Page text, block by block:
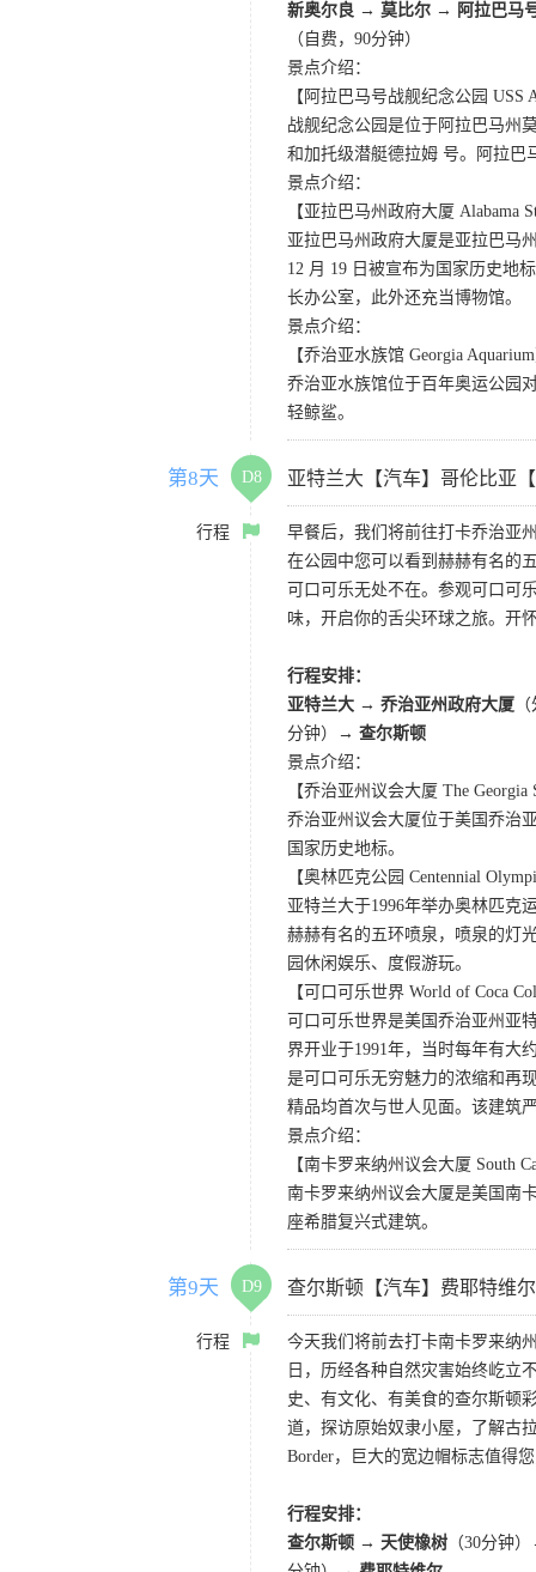
新奥尔良 → 莫比尔 → 阿拉巴马
（自费，90分钟）
景点介绍：
【阿拉巴马号战舰纪念公园 USS
战舰纪念公园是位于阿拉巴马州
和加托级潜艇德拉姆 号。阿拉巴
景点介绍：
【亚拉巴马州政府大厦 Alabama
亚拉巴马州政府大厦是亚拉巴马
12 月 19 日被宣布为国家历史地
长办公室，此外还充当博物馆。
景点介绍：
【乔治亚水族馆 Georgia
乔治亚水族馆位于百年奥运公园
轻鲸鲨。
第8天 D8 亚特兰大【汽车】哥伦比亚
行程
早餐后，我们将前往打卡乔治亚
在公园中您可以看到赫赫有名的
可口可乐无处不在。参观可口可
味，开启你的舌尖环球之旅。开
行程安排：
亚特兰大 → 乔治亚州政府大厦
分钟）→ 查尔斯顿
景点介绍：
【乔治亚州议会大厦 The Georgia
乔治亚州议会大厦位于美国乔治
国家历史地标。
【奥林匹克公园 Centennial
亚特兰大于1996年举办奥林匹克
赫赫有名的五环喷泉，喷泉的灯
园休闲娱乐、度假游玩。
【可口可乐世界 World of Coca
可口可乐世界是美国乔治亚州亚
界开业于1991年，当时每年有大
是可口可乐无穷魅力的浓缩和再
精品均首次与世人见面。该建筑
景点介绍：
【南卡罗来纳州议会大厦 South
南卡罗来纳州议会大厦是美国南
座希腊复兴式建筑。
第9天 D9 查尔斯顿【汽车】费耶特维尔
行程
今天我们将前去打卡南卡罗来纳
日，历经各种自然灾害始终屹立
史、有文化、有美食的查尔斯顿
道，探访原始奴隶小屋，了解古
Border，巨大的宽边帽标志值得
行程安排：
查尔斯顿 → 天使橡树 （30分钟